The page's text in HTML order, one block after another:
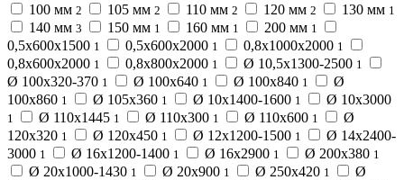
100 мм 2 105 мм 2 110 мм 2 120 мм 2 130 мм 1
140 мм 3 150 мм 1 160 мм 1 200 мм 1
0,5х600х1500 1 0,5х600х2000 1 0,8х1000х2000 1
0,8х600х2000 1 0,8х800х2000 1 Ø 10,5х1300-2500 1
Ø 100х320-370 1 Ø 100х640 1 Ø 100х840 1
Ø
100х860 1 Ø 105х360 1 Ø 10х1400-1600 1 Ø 10х3000
1 Ø 110х1445 1 Ø 110х300 1 Ø 110х600 1
Ø
120х320 1 Ø 120х450 1 Ø 12х1200-1500 1
Ø 14х2400-
3000 1 Ø 16х1200-1400 1 Ø 16х2900 1 Ø 200х380 1
Ø 20х1000-1430 1 Ø 20х900 1 Ø 250х420 1
Ø